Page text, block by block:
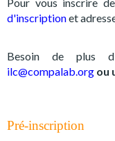
d'inscriptionet
Besoin de plus
ilc@compalab.org ou
Pré-inscription